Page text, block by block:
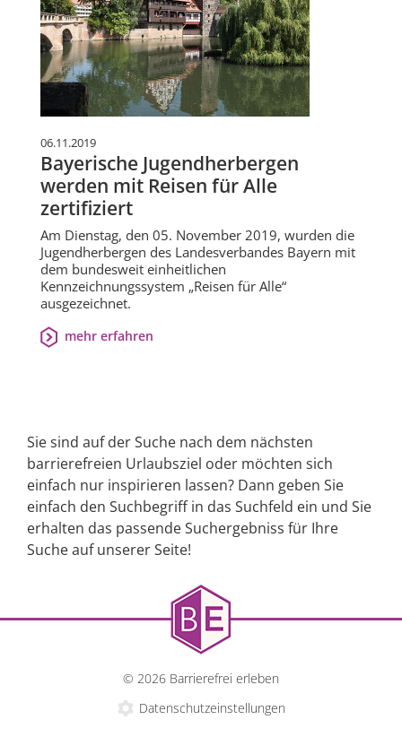
06.11.2019
Bayerische Jugendherbergen
werden mit Reisen für Alle
zertifiziert
Am Dienstag, den 05. November 2019, wurden die
Jugendherbergen des Landesverbandes Bayern mit
dem bundesweit einheitlichen
Kennzeichnungssystem „Reisen für Alle“
ausgezeichnet.
mehr erfahren
Sie sind auf der Suche nach dem nächsten
barrierefreien Urlaubsziel oder möchten sich
einfach nur inspirieren lassen? Dann geben Sie
einfach den Suchbegriff in das Suchfeld ein und Sie
erhalten das passende Suchergebniss für Ihre
Suche auf unserer Seite!
© 2026 Barrierefrei erleben
Datenschutzeinstellungen